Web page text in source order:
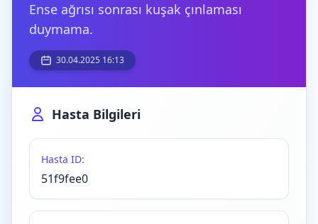
Ense ağrısı sonrası kuşak çınlaması
duymama.
30.04.2025 16:13
Hasta Bilgileri
Hasta ID:
51f9fee0